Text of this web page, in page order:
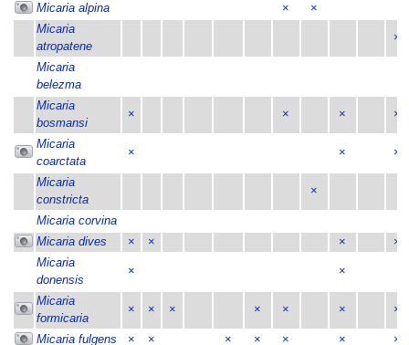
Micaria alpina ×
×
Micaria
atropatene
×
Micaria
belezma
Micaria
bosmansi
× × × ×
Micaria
coarctata
× × ×
Micaria
constricta
×
Micaria corvina
Micaria dives
× × ×
×
Micaria
donensis
× ×
Micaria
formicaria
× × × × × × ×
Micaria fulgens × × × × × ×
×